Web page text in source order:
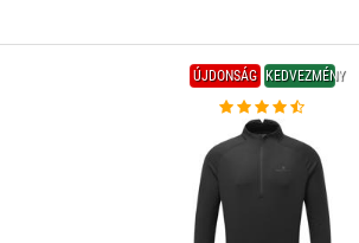
ÚJDONSÁG KEDVEZMÉNY